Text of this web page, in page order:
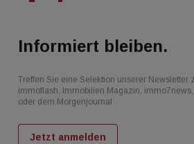
Informiert bleiben.
Treffen Sie eine Selektion unserer Newsletter
immoflash, Immobilien Magazin,
oder dem Morgenjournal
Jetzt anmelden